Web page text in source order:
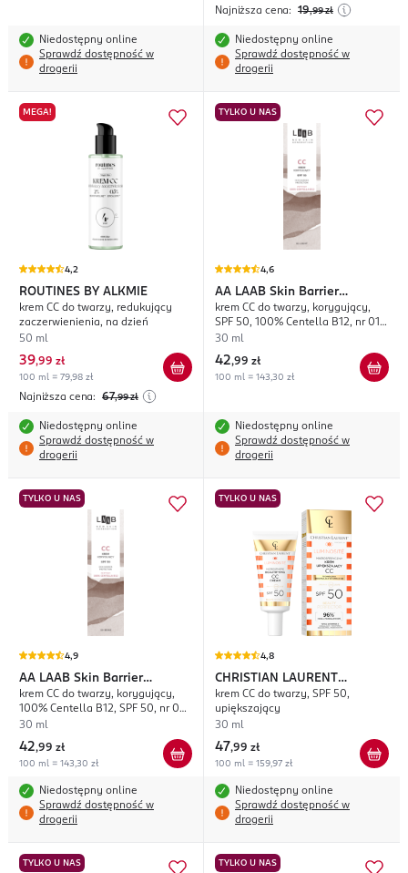
Niedostępny online
Sprawdź dostępność w
drogerii
Najniższa cena: 19,99 zł
Niedostępny online
Sprawdź dostępność w
drogerii
MEGA!
4,2
ROUTINES BY ALKMIE
krem CC do twarzy, redukujący
zaczerwienienia, na dzień
50 ml
39,99 zł
100 ml = 79,98 zł
Najniższa cena: 67,99 zł
Niedostępny online
Sprawdź dostępność w
drogerii
TYLKO U NAS
4,6
AA LAAB Skin Barrier
Protection
krem CC do twarzy, korygujący,
SPF 50, 100% Centella B12, nr 01
Light
30 ml
42,99 zł
100 ml = 143,30 zł
Niedostępny online
Sprawdź dostępność w
drogerii
TYLKO U NAS
4,9
AA LAAB Skin Barrier
Protection
krem CC do twarzy, korygujący,
100% Centella B12, SPF 50, nr 03
Beige
30 ml
42,99 zł
100 ml = 143,30 zł
Niedostępny online
Sprawdź dostępność w
drogerii
TYLKO U NAS
4,8
CHRISTIAN LAURENT
Luminosité
krem CC do twarzy, SPF 50,
upiększający
30 ml
47,99 zł
100 ml = 159,97 zł
Niedostępny online
Sprawdź dostępność w
drogerii
TYLKO U NAS TYLKO U NAS